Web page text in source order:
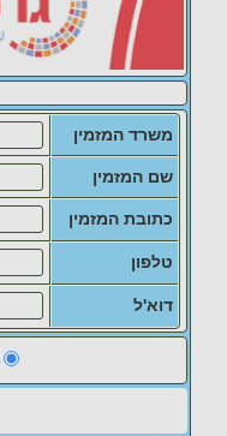
משרד המזמין
שם המזמין
כתובת המזמין
טלפון
דוא'ל